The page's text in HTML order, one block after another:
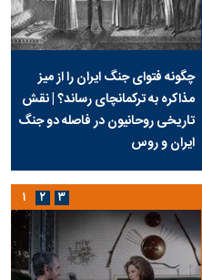
چگونه فتوای جنگ ایران را از میز
مذاکره به ترکمانچای رساند؟ | نقش
تاریخی روحانیون در فاصله دو جنگ
ایران و روس
۱ ۲ ۳